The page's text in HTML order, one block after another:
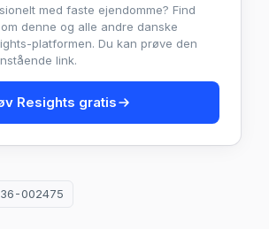
002475
med faste ejendomme? Find
denne og alle andre danske
platformen. Du kan prøve den
link.
Resights gratis